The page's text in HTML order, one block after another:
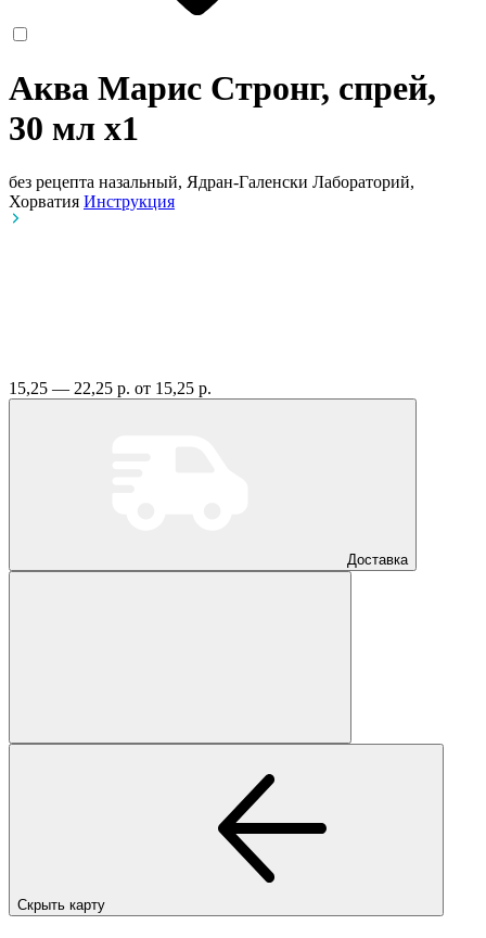
Аква Марис Стронг, спрей,
30 мл x1
без рецепта назальный, Ядран-Галенски Лабораторий,
Хорватия Инструкция
15,25 — 22,25 р. от 15,25 р.
Доставка
Скрыть карту